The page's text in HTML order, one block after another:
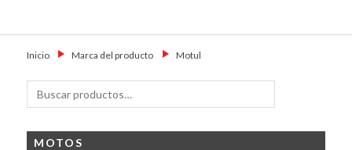
Motoshop
Ezeiza
Inicio→ Marca del producto → Motul
Buscar
por:
MOTOS